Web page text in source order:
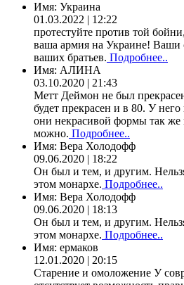
Имя: Украина
01.03.2022 | 12:22
протестуйте против той
ваша армия на Украине! Ваши
ваших братьев. Подробнее..
Имя: АЛИНА
03.10.2020 | 21:43
Метт Деймон не был
будет прекрасен и в 80. У
они некрасивой формы так же
можно. Подробнее..
Имя: Вера Холодофф
09.06.2020 | 18:22
Он был и тем, и другим.
этом монархе. Подробнее..
Имя: Вера Холодофф
09.06.2020 | 18:13
Он был и тем, и другим.
этом монархе. Подробнее..
Имя: ермаков
12.01.2020 | 20:15
Старение и омоложение У